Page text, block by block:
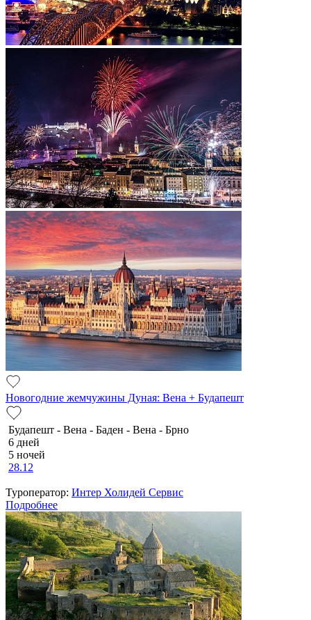
Новогодние жемчужины Дуная: Вена + Будапешт
Будапешт - Вена - Баден - Вена - Брно
6 дней
5 ночей
28.12
Туроператор: Интер Холидей Сервис
Подробнее